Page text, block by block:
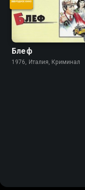
Блеф
1976, Италия, Криминал